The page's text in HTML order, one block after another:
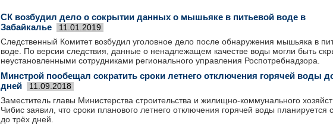
СК возбудил дело о сокрытии данных о мышьяке в питьевой воде в
Забайкалье
11.01.2019
Следственный Комитет возбудил уголовное дело после обнаружения мышьяка в
воде. По версии следствия, данные о ненадлежащем качестве воды могли быть
неустановленными сотрудниками регионального управления Роспотребнадзора.
Минстрой пообещал сократить сроки летнего отключения горячей воды
дней
11.09.2018
Заместитель главы Министерства строительства и жилищно-коммунального
Чибис заявил, что сроки планового летнего отключения горячей воды планируется
до трёх дней.